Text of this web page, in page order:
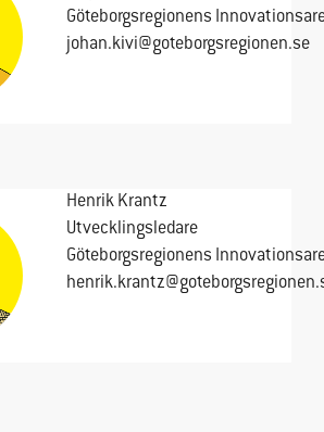
Göteborgsregionens
johan.kivi@goteborgsregionen.se
Henrik Krantz
Utvecklingsledare
Göteborgsregionens
anpassat
innehåll och